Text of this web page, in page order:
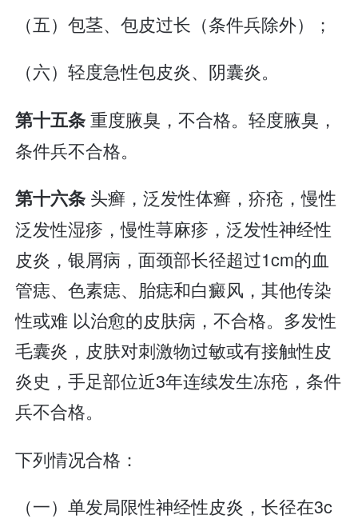
（五）包茎、包皮过长（条件兵除外）；
（六）轻度急性包皮炎、阴囊炎。
第十五条重度腋臭，不合格。轻度腋臭，
条件兵不合格。
第十六条 头癣，泛发性体癣，疥疮，慢性
泛发性湿疹，慢性荨麻疹，泛发性神经性
皮炎，银屑病，面颈部长径超过1cm的血
管痣、色素痣、胎痣和白癜风，其他传染
性或难 以治愈的皮肤病，不合格。多发性
毛囊炎，皮肤对刺激物过敏或有接触性皮
炎史，手足部位近3年连续发生冻疮，条件
兵不合格。
下列情况合格：
（一）单发局限性神经性皮炎，长径在3c